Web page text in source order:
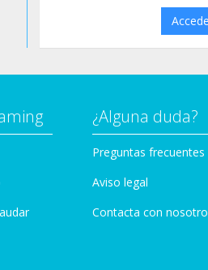
Accede
¿Alguna duda?
Preguntas frecuentes
Aviso legal
Contacta con